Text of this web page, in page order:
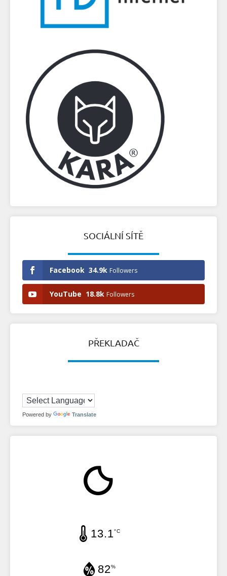
SOCIÁLNÍ SÍTĚ
Facebook 34.9k Followers
YouTube 18.8k Followers
PŘEKLADAČ
Powered by Translate
13.1°C
82%